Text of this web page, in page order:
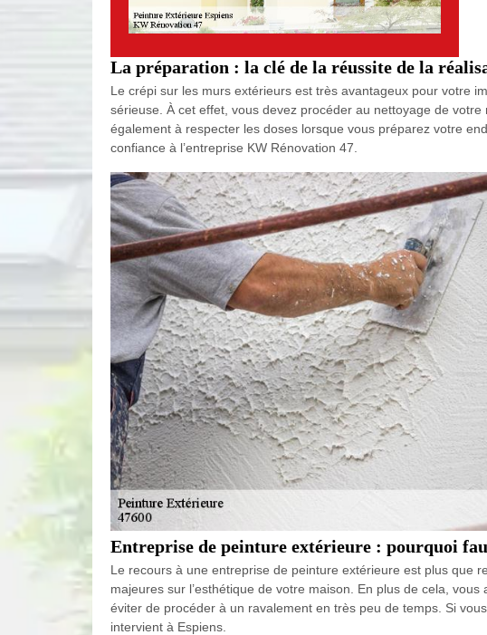
La préparation : la clé de la réussite de la
Le crépi sur les murs extérieurs est très avantageux pour votre
sérieuse. À cet effet, vous devez procéder au nettoyage de
également à respecter les doses lorsque vous préparez votre
confiance à l’entreprise KW Rénovation 47.
Entreprise de peinture extérieure : pourquoi
Le recours à une entreprise de peinture extérieure est plus que
majeures sur l’esthétique de votre maison. En plus de cela,
éviter de procéder à un ravalement en très peu de temps. Si
intervient à Espiens.